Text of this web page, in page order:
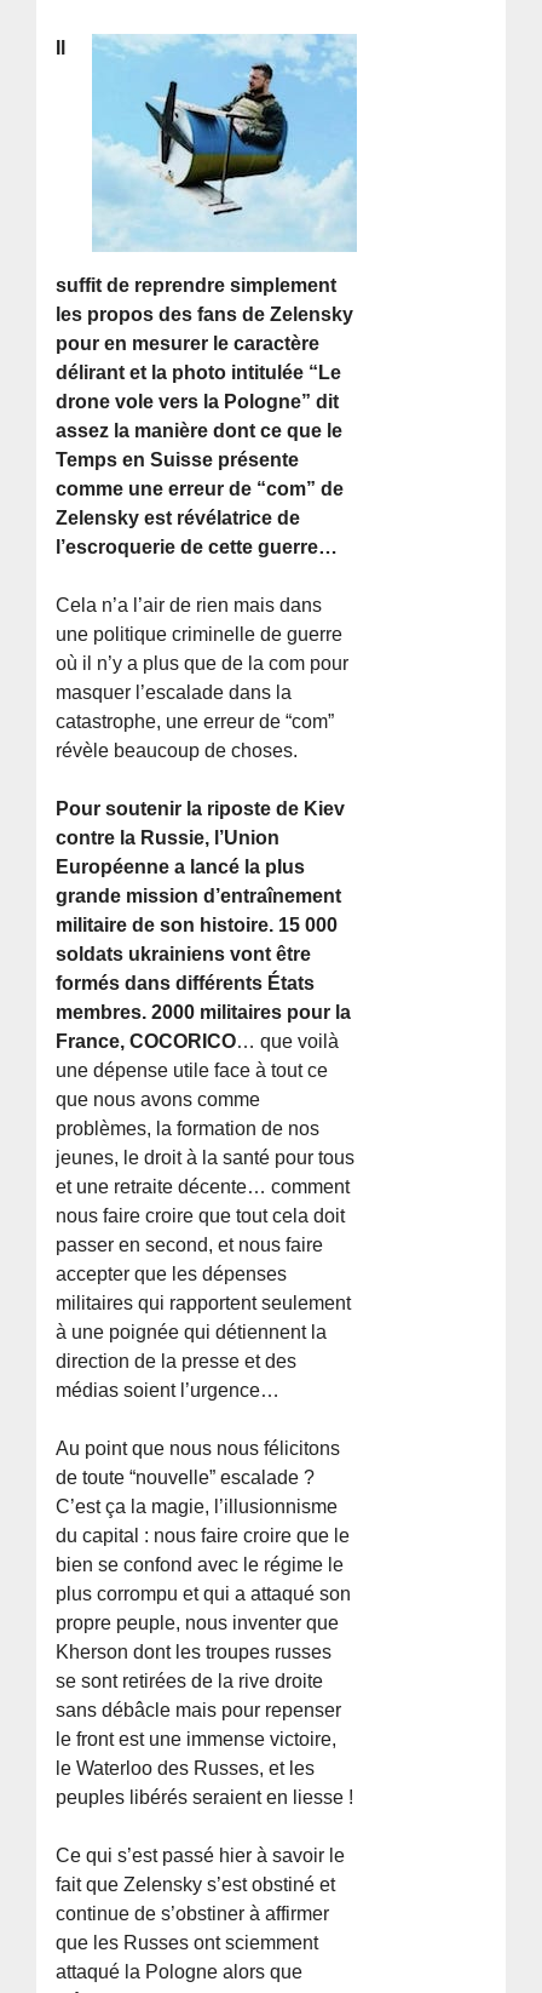
suffit de reprendre simplement
les propos des fans de Zelensky
pour en mesurer le caractère
délirant et la photo intitulée “Le
drone vole vers la Pologne” dit
assez la manière dont ce que le
Temps en Suisse présente
comme une erreur de “com” de
Zelensky est révélatrice de
l’escroquerie de cette guerre…
Cela n’a l’air de rien mais dans
une politique criminelle de guerre
où il n’y a plus que de la com pour
masquer l’escalade dans la
catastrophe, une erreur de “com”
révèle beaucoup de choses.
Pour soutenir la riposte de Kiev
contre la Russie, l’Union
Européenne a lancé la plus
grande mission d’entraînement
militaire de son histoire. 15 000
soldats ukrainiens vont être
formés dans différents États
membres. 2000 militaires pour la
France, COCORICO… que voilà
une dépense utile face à tout ce
que nous avons comme
problèmes, la formation de nos
jeunes, le droit à la santé pour tous
et une retraite décente… comment
nous faire croire que tout cela doit
passer en second, et nous faire
accepter que les dépenses
militaires qui rapportent seulement
à une poignée qui détiennent la
direction de la presse et des
médias soient l’urgence…
Au point que nous nous félicitons
de toute “nouvelle” escalade ?
C’est ça la magie, l’illusionnisme
du capital : nous faire croire que le
bien se confond avec le régime le
plus corrompu et qui a attaqué son
propre peuple, nous inventer que
Kherson dont les troupes russes
se sont retirées de la rive droite
sans débâcle mais pour repenser
le front est une immense victoire,
le Waterloo des Russes, et les
peuples libérés seraient en liesse !
Ce qui s’est passé hier à savoir le
fait que Zelensky s’est obstiné et
continue de s’obstiner à affirmer
que les Russes ont sciemment
attaqué la Pologne alors que